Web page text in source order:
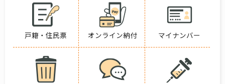
戸籍・住民票 オンライン納付 マイナンバー